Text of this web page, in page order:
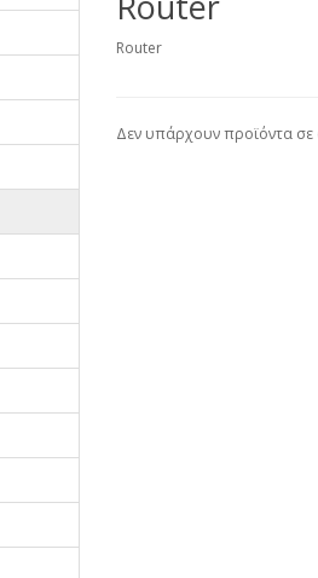
Router
Δεν υπάρχουν προϊόντα σε